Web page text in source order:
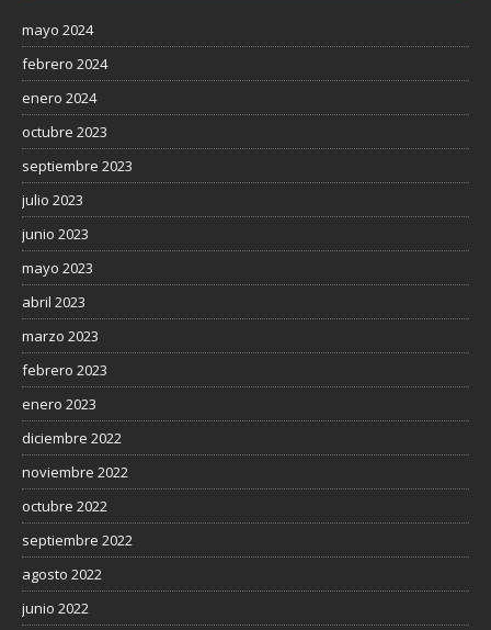
mayo 2024
febrero 2024
enero 2024
octubre 2023
septiembre 2023
julio 2023
junio 2023
mayo 2023
abril 2023
marzo 2023
febrero 2023
enero 2023
diciembre 2022
noviembre 2022
octubre 2022
septiembre 2022
agosto 2022
junio 2022